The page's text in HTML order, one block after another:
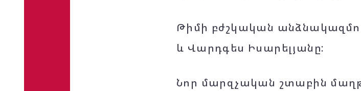
Թիմի բժշկական
և Վարդգես Իսարելյանը:
Նոր մարզչական շտաբին